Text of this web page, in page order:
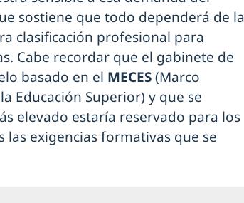
sostiene que todo dependerá de la
clasificación profesional para
Cabe recordar que el gabinete de
basado en el MECES(Marco
Educación Superior) y que se
elevado estaría reservado para los
las exigencias formativas que se